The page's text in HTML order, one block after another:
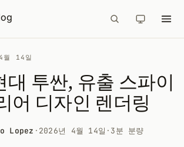
월 14일
대 투싼, 유출 스파이
어 디자인 렌더링
Lopez · 2026년 4월 14일 · 3분 분량